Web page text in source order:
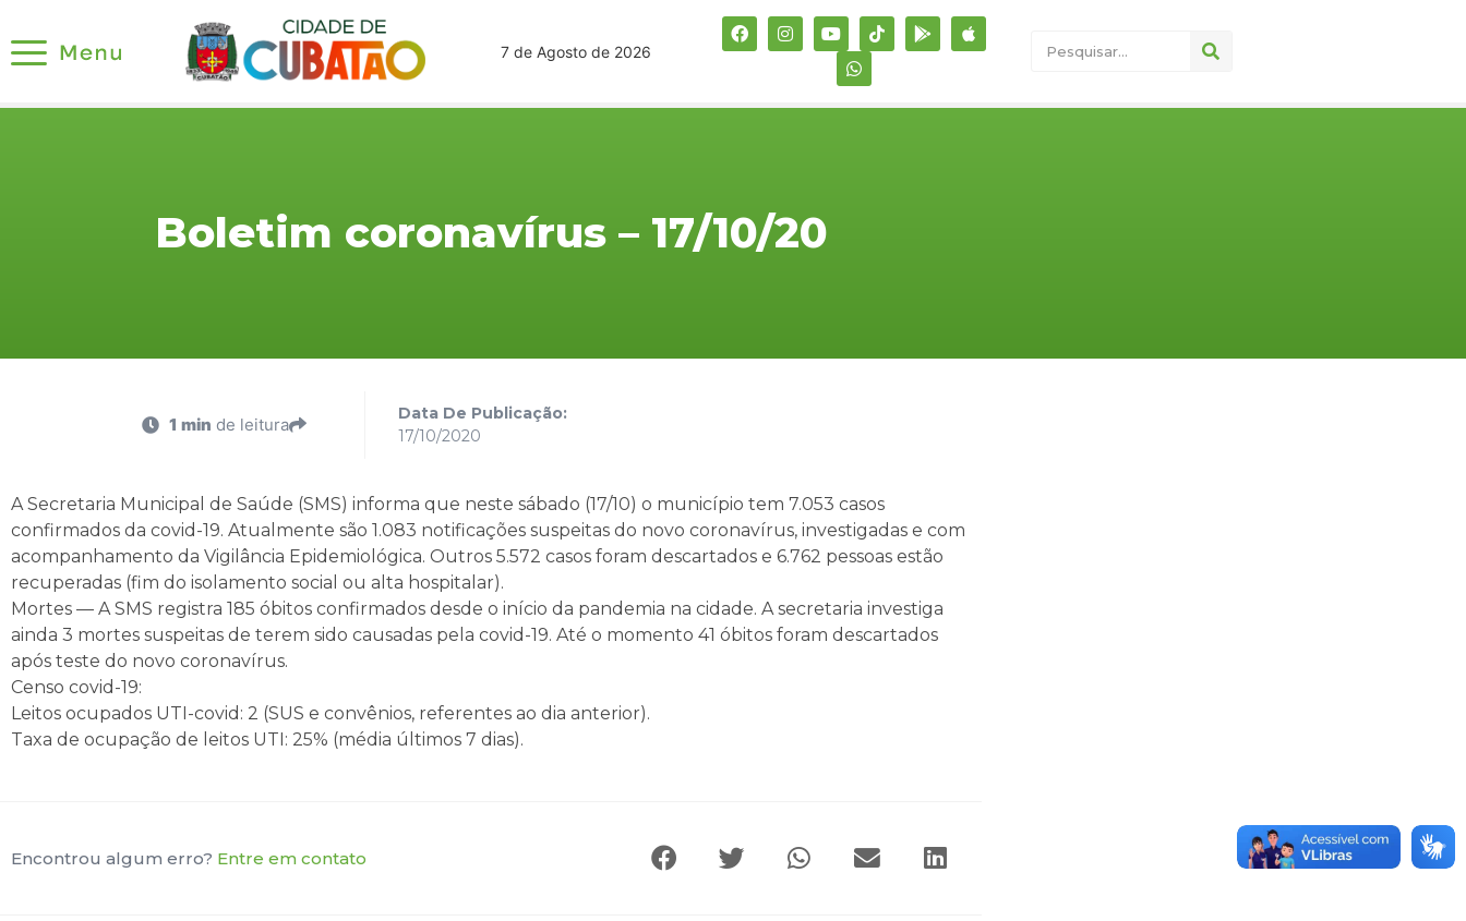
7 de Agosto de 2026
Boletim coronavírus – 17/10/20
1 min de leitura
Data De Publicação:
17/10/2020
A Secretaria Municipal de Saúde (SMS) informa que neste sábado (17/10) o município tem 7.053 casos
confirmados da covid-19. Atualmente são 1.083 notificações suspeitas do novo coronavírus, investigadas e com
acompanhamento da Vigilância Epidemiológica. Outros 5.572 casos foram descartados e 6.762 pessoas estão
recuperadas (fim do isolamento social ou alta hospitalar).
Mortes — A SMS registra 185 óbitos confirmados desde o início da pandemia na cidade. A secretaria investiga
ainda 3 mortes suspeitas de terem sido causadas pela covid-19. Até o momento 41 óbitos foram descartados
após teste do novo coronavírus.
Censo covid-19:
Leitos ocupados UTI-covid: 2 (SUS e convênios, referentes ao dia anterior).
Taxa de ocupação de leitos UTI: 25% (média últimos 7 dias).
Encontrou algum erro? Entre em contato